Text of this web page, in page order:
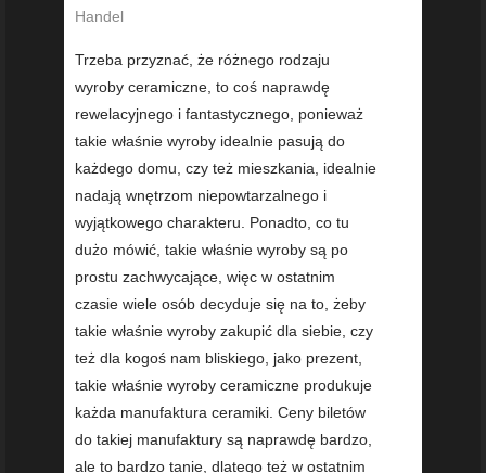
Handel
Trzeba przyznać, że różnego rodzaju
wyroby ceramiczne, to coś naprawdę
rewelacyjnego i fantastycznego, ponieważ
takie właśnie wyroby idealnie pasują do
każdego domu, czy też mieszkania, idealnie
nadają wnętrzom niepowtarzalnego i
wyjątkowego charakteru. Ponadto, co tu
dużo mówić, takie właśnie wyroby są po
prostu zachwycające, więc w ostatnim
czasie wiele osób decyduje się na to, żeby
takie właśnie wyroby zakupić dla siebie, czy
też dla kogoś nam bliskiego, jako prezent,
takie właśnie wyroby ceramiczne produkuje
każda manufaktura ceramiki. Ceny biletów
do takiej manufaktury są naprawdę bardzo,
ale to bardzo tanie, dlatego też w ostatnim